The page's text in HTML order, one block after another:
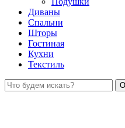
Диваны
Спальни
Шторы
Гостиная
Кухни
Текстиль